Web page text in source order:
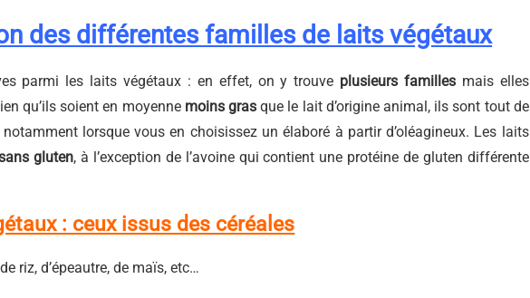
des différentes familles de laits végétaux
parmi les laits végétaux : en effet, on y trouve plusieurs familles mais elles
qu’ils soient en moyenne moins gras que le lait d’origine animal, ils sont tout de
lorsque vous en choisissez un élaboré à partir d’oléagineux. Les laits
gluten, à l’exception de l’avoine qui contient une protéine de gluten différente
: ceux issus des céréales
riz, d’épeautre, de maïs, etc…